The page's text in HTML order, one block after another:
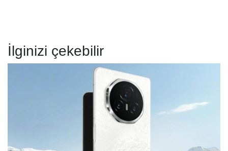
İlginizi çekebilir